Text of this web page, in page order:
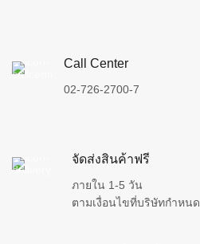
Call Center
02-726-2700-7
จัดส่งสินค้าฟรี
ภายใน 1-5 วัน
ตามเงื่อนไขที่บริษัทกำหนด